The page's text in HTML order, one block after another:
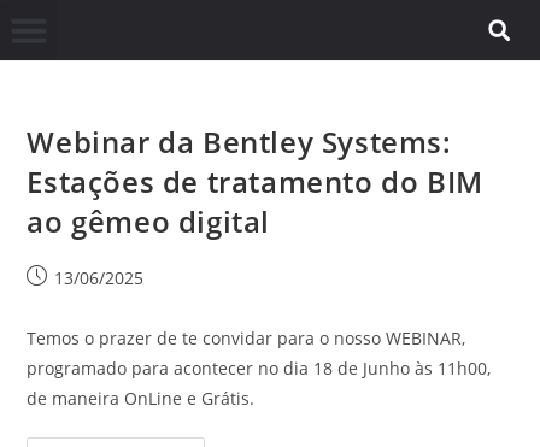
Webinar da Bentley Systems:
Estações de tratamento do BIM
ao gêmeo digital
13/06/2025
Temos o prazer de te convidar para o nosso WEBINAR,
programado para acontecer no dia 18 de Junho às 11h00,
de maneira OnLine e Grátis.